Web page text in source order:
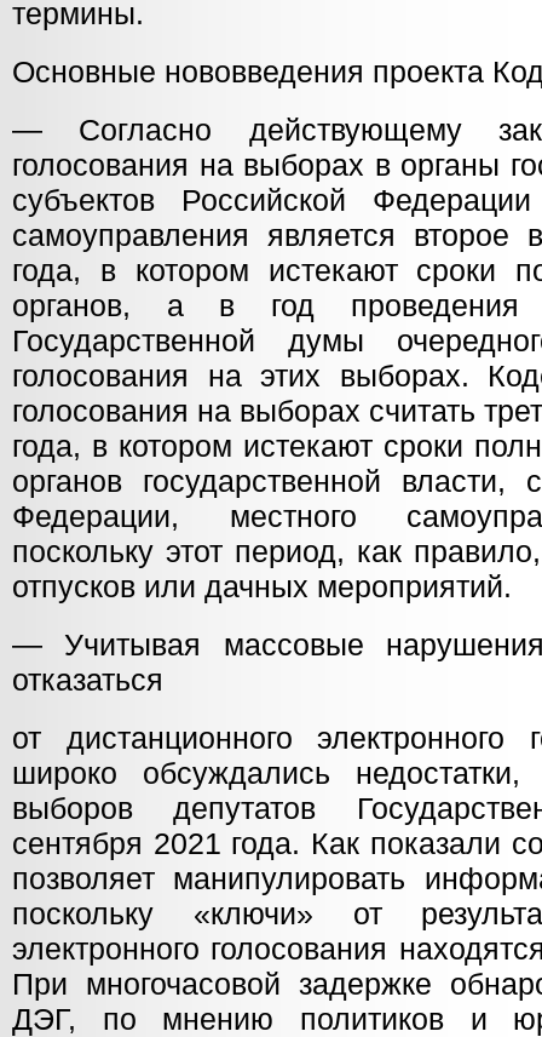
термины.
Основные нововведения проекта
— Согласно действующему
голосования на выборах в органы
субъектов Российской
самоуправления является второе
года, в котором истекают сроки
органов, а в год проведения
Государственной думы
голосования на этих выборах.
голосования на выборах считать
года, в котором истекают сроки
органов государственной власти,
Федерации, местного
поскольку этот период, как
отпусков или дачных мероприятий.
— Учитывая массовые
отказаться
от дистанционного
широко обсуждались
выборов депутатов
сентября 2021 года. Как показали
позволяет манипулировать
поскольку «ключи» от
электронного голосования
При многочасовой задержке
ДЭГ, по мнению политиков и